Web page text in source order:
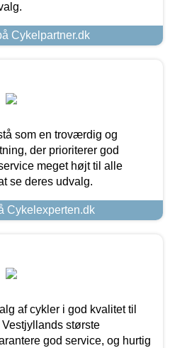
Cykelpartner.dk
som en troværdig og
der prioriterer god
meget højt til alle
se deres udvalg.
Cykelexperten.dk
af cykler i god kvalitet til
største
god service, og hurtig